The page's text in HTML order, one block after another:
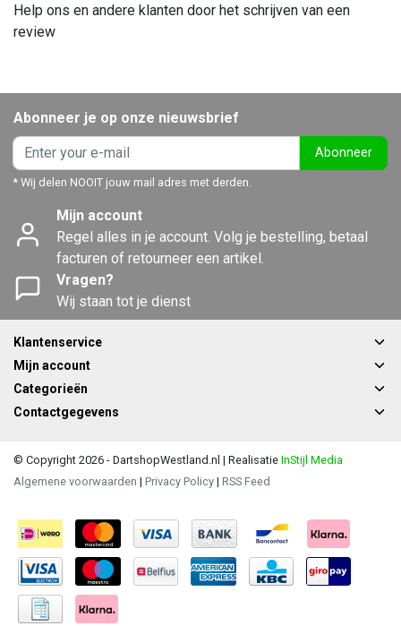
Help ons en andere klanten door het schrijven van een
review
Abonneer je op onze nieuwsbrief
Abonneer
* Wij delen NOOIT jouw mail adres met derden.
Mijn account
Regel alles in je account. Volg je bestelling, betaal
facturen of retourneer een artikel.
Vragen?
Wij staan tot je dienst
Klantenservice
Mijn account
Categorieën
Contactgegevens
© Copyright 2026 - DartshopWestland.nl | Realisatie InStijl Media
Algemene voorwaarden | Privacy Policy | RSS Feed